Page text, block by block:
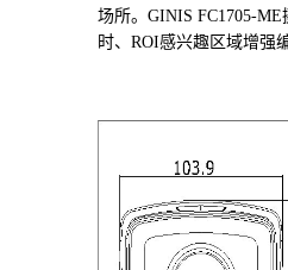
场所。 GINIS FC1705-ME
时、ROI感兴趣区域增强